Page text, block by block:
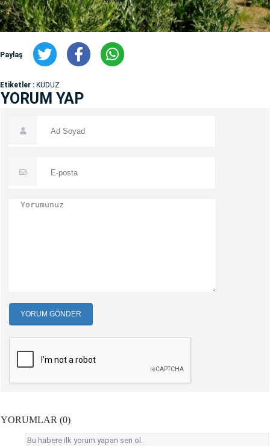
Paylaş
Etiketler : KUDUZ
YORUM YAP
YORUM GÖNDER
YORUMLAR (0)
Bu habere ilk yorum yapan sen ol.